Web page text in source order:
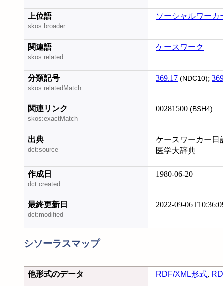
上位語
skos:broader
ソーシャルワーカ
関連語
skos:related
ケースワーク
分類記号
skos:relatedMatch
369.17 (NDC10);
関連リンク
skos:exactMatch
00281500 (BSH4)
出典
dct:source
ケースワーカー日
医学大辞典
作成日
dct:created
1980-06-20
最終更新日
dct:modified
2022-09-
シソーラスマップ
他形式のデータ RDF/XML形式,